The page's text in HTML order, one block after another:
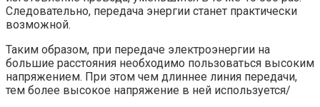
Следовательно, передача энергии станет практически
возможной.
Таким образом, при передаче электроэнергии на
большие расстояния необходимо пользоваться высоким
напряжением. При этом чем длиннее линия передачи,
тем более высокое напряжение в ней используется/